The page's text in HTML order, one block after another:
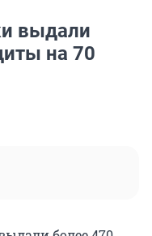
выдали
на 70